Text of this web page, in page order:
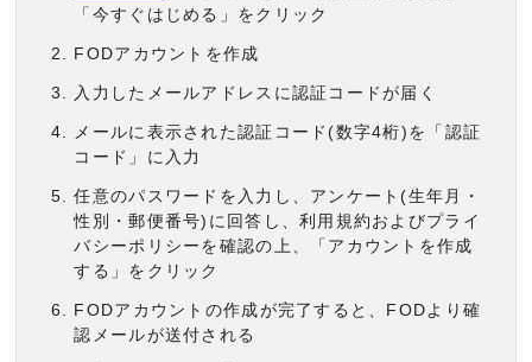
「今すぐはじめる」をクリック
FODアカウントを作成
入力したメールアドレスに認証コードが届く
メールに表示された認証コード(数字4桁)を「認証
コード」に入力
任意のパスワードを入力し、アンケート(生年月・
性別・郵便番号)に回答し、利用規約およびプライ
バシーポリシーを確認の上、「アカウントを作成
する」をクリック
FODアカウントの作成が完了すると、FODより確
認メールが送付される